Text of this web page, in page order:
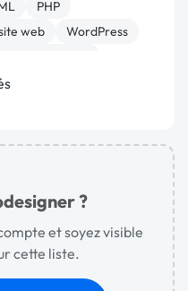
PHP
web
WordPress
?
et soyez visible
cette liste.